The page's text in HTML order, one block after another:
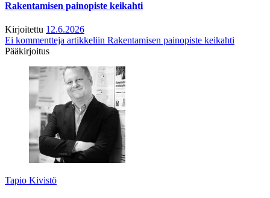
Rakentamisen painopiste keikahti
Kirjoitettu 12.6.2026
Ei kommentteja artikkeliin Rakentamisen painopiste keikahti
Pääkirjoitus
Tapio Kivistö